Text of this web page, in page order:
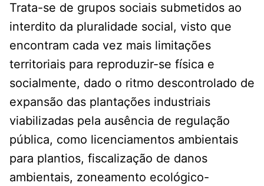
Trata-se de grupos sociais submetidos ao
interdito da pluralidade social, visto que
encontram cada vez mais limitações
territoriais para reproduzir-se física e
socialmente, dado o ritmo descontrolado de
expansão das plantações industriais
viabilizadas pela ausência de regulação
pública, como licenciamentos ambientais
para plantios, fiscalização de danos
ambientais, zoneamento ecológico-